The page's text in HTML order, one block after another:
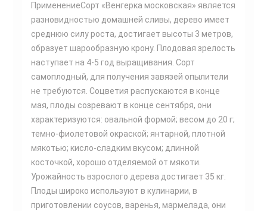
ПрименениеСорт «Венгерка московская» является
разновидностью домашней сливы, дерево имеет
среднюю силу роста, достигает высоты 3 метров,
образует шарообразную крону. Плодовая зрелость
наступает на 4-5 год выращивания. Сорт
самоплодный, для получения завязей опылители
не требуются. Соцветия распускаются в конце
мая, плоды созревают в конце сентября, они
характеризуются: овальной формой; весом до 20 г;
темно-фиолетовой окраской; янтарной, плотной
мякотью; кисло-сладким вкусом; длинной
косточкой, хорошо отделяемой от мякоти.
Урожайность взрослого дерева достигает 35 кг.
Плоды широко используют в кулинарии, в
приготовлении соусов, варенья, мармелада, они